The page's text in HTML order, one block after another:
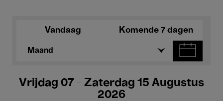
Vandaag Komende 7 dagen
Maand
Vrijdag 07 - Zaterdag 15 Augustus
2026